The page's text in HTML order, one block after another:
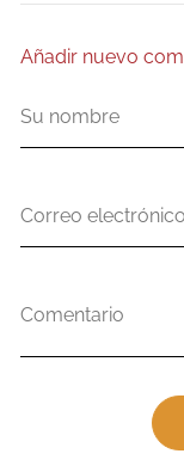
Añadir nuevo
nombre
electrónico